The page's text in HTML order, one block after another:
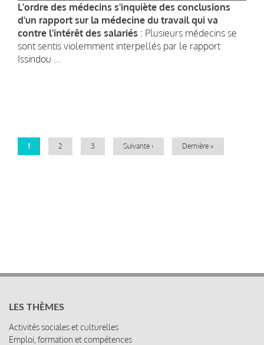
L'ordre des médecins s'inquiète des conclusions
d'un rapport sur la médecine du travail qui va
contre l'intérêt des salariés : Plusieurs médecins se
sont sentis violemment interpellés par le rapport
Issindou ...
Page
1 Page
2 Page
3
Page
Suivante ›
Dernière
Dernière »
LES THÈMES
Activités sociales et culturelles
Emploi, formation et compétences